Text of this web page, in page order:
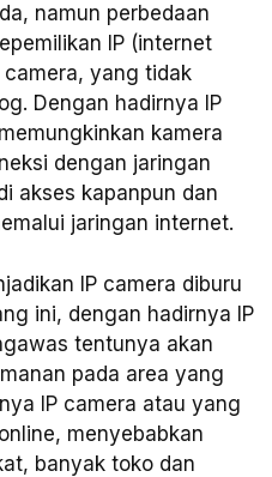
namun perbedaan
IP (internet
camera, yang tidak
Dengan hadirnya IP
kamera
dengan jaringan
akses kapanpun dan
jaringan internet.
IP camera diburu
ini, dengan hadirnya IP
tentunya akan
pada area yang
IP camera atau yang
menyebabkan
banyak toko dan